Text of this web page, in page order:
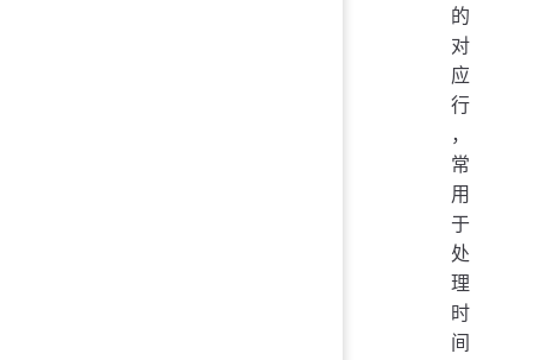
的
对
应
行
，
常
用
于
处
理
时
间